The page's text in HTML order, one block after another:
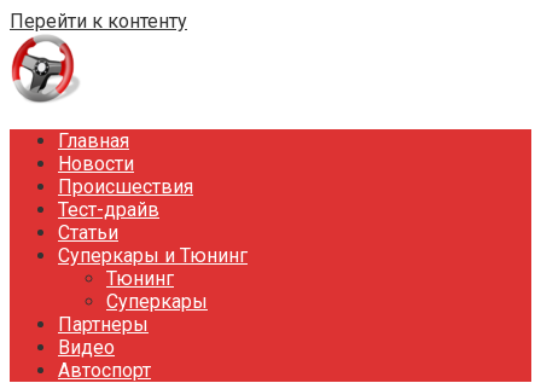
Перейти к контенту
Главная
Новости
Происшествия
Тест-драйв
Статьи
Суперкары и Тюнинг
Тюнинг
Суперкары
Партнеры
Видео
Автоспорт